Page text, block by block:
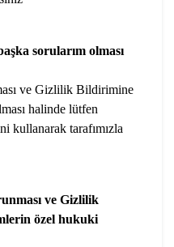
sorularım olması
ve Gizlilik Bildirimine
halinde lütfen
kullanarak tarafımızla
ve Gizlilik
özel hukuki